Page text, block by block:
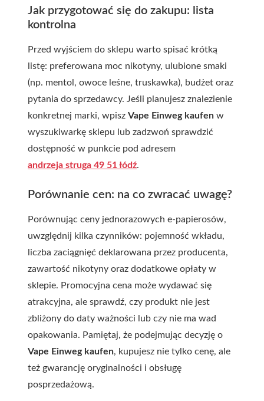
Jak przygotować się do zakupu: lista
kontrolna
Przed wyjściem do sklepu warto spisać krótką
listę: preferowana moc nikotyny, ulubione smaki
(np. mentol, owoce leśne, truskawka), budżet oraz
pytania do sprzedawcy. Jeśli planujesz znalezienie
konkretnej marki, wpisz Vape Einweg kaufen w
wyszukiwarkę sklepu lub zadzwoń sprawdzić
dostępność w punkcie pod adresem
andrzeja struga 49 51 łódź.
Porównanie cen: na co zwracać uwagę?
Porównując ceny jednorazowych e-papierosów,
uwzględnij kilka czynników: pojemność wkładu,
liczba zaciągnięć deklarowana przez producenta,
zawartość nikotyny oraz dodatkowe opłaty w
sklepie. Promocyjna cena może wydawać się
atrakcyjna, ale sprawdź, czy produkt nie jest
zbliżony do daty ważności lub czy nie ma wad
opakowania. Pamiętaj, że podejmując decyzję o
Vape Einweg kaufen, kupujesz nie tylko cenę, ale
też gwarancję oryginalności i obsługę
posprzedażową.